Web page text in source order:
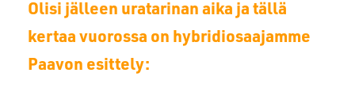
Olisi jälleen uratarinan aika ja tällä
kertaa vuorossa on hybridiosaajamme
Paavon esittely: